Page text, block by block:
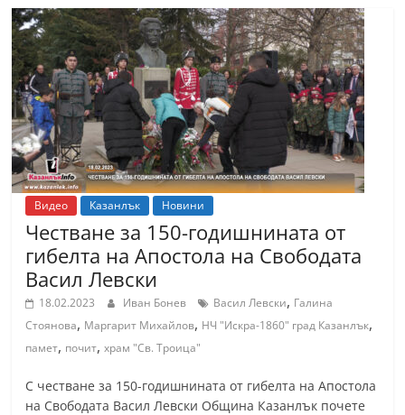
Видео Казанлък Новини
Честване за 150-годишнината от
гибелта на Апостола на Свободата
Васил Левски
18.02.2023 Иван Бонев Васил Левски, Галина
Стоянова, Маргарит Михайлов, НЧ "Искра-1860" град Казанлък,
памет, почит,храм "Св. Троица"
С честване за 150-годишнината от гибелта на Апостола
на Свободата Васил Левски Община Казанлък почете